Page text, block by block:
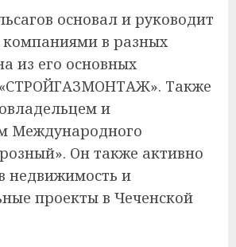
основал и руководит
в разных
из его основных
Также
и
Международного
Он также активно
недвижимость и
проекты в Чеченской